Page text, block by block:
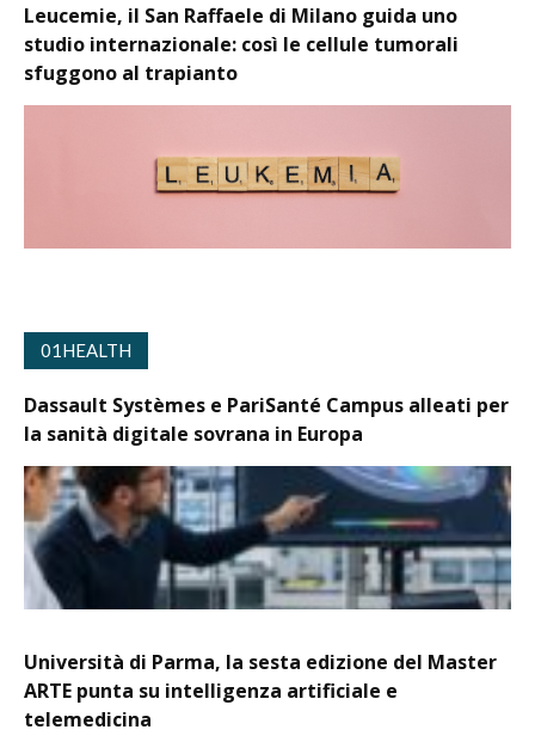
Leucemie, il San Raffaele di Milano guida uno
studio internazionale: così le cellule tumorali
sfuggono al trapianto
01HEALTH
Dassault Systèmes e PariSanté Campus alleati per
la sanità digitale sovrana in Europa
Università di Parma, la sesta edizione del Master
ARTE punta su intelligenza artificiale e
telemedicina